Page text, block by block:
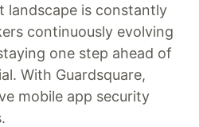
landscape is constantly
continuously evolving
one step ahead of
With Guardsquare,
mobile app security